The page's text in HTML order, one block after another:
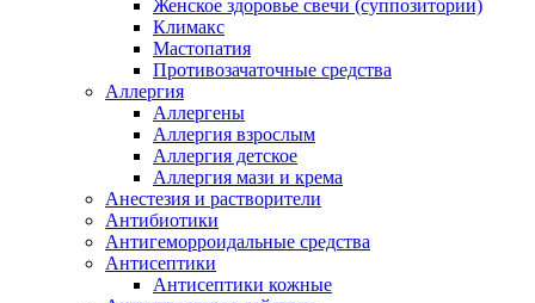
Женское здоровье свечи (суппозитории)
Климакс
Мастопатия
Противозачаточные средства
Аллергия
Аллергены
Аллергия взрослым
Аллергия детское
Аллергия мази и крема
Анестезия и растворители
Антибиотики
Антигеморроидальные средства
Антисептики
Антисептики кожные